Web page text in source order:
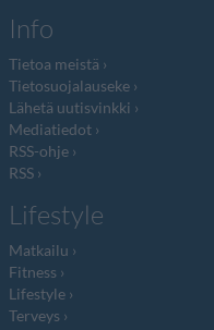
Info
Tietoa meistä
Tietosuojalauseke
Lähetä uutisvinkki
Mediatiedot
RSS-ohje
RSS
Lifestyle
Matkailu
Fitness
Lifestyle
Terveys